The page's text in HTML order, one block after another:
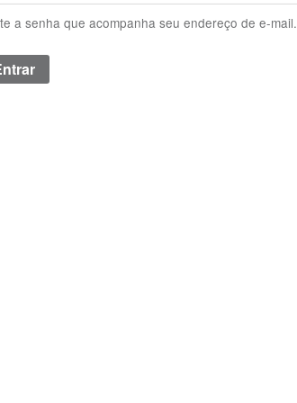
a senha que acompanha seu endereço de e-mail.